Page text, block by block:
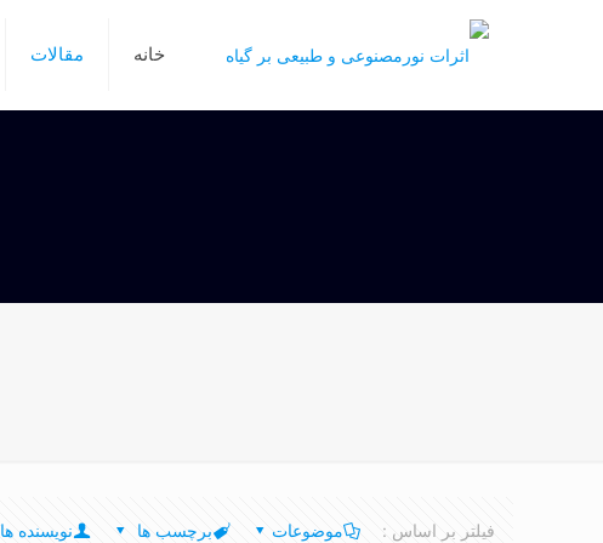
خانه مقالات
فیلتر بر اساس : موضوعات برچسب ها نویسنده ها